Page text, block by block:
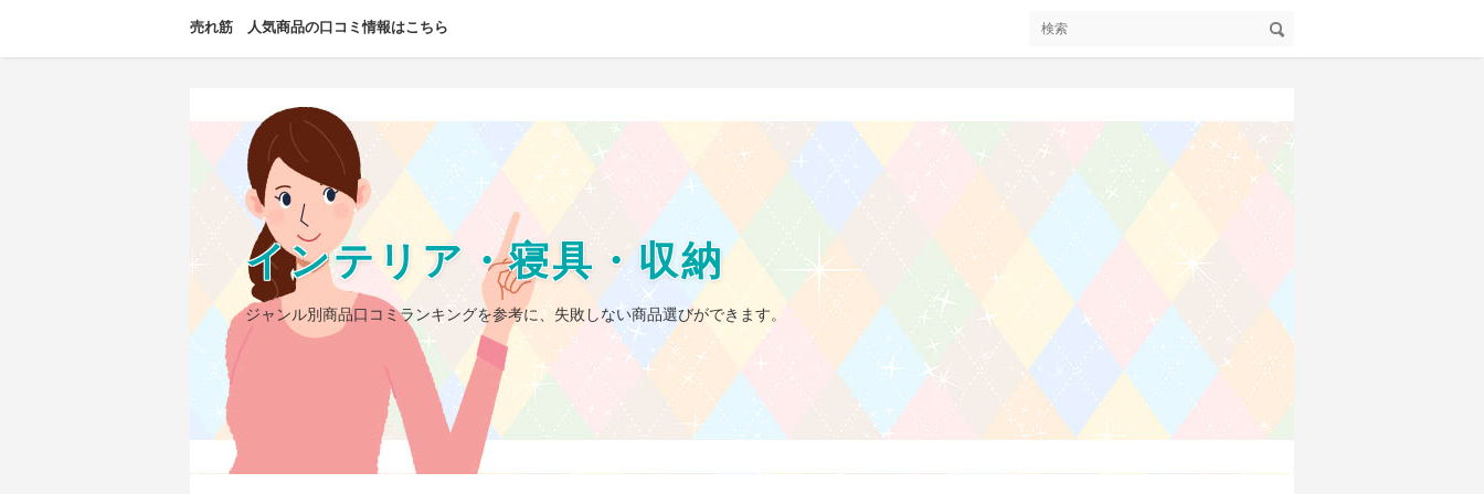
売れ筋 人気商品の口コミ情報はこちら
インテリア・寝具・収納
ジャンル別商品口コミランキングを参考に、失敗しない商品選びができます。